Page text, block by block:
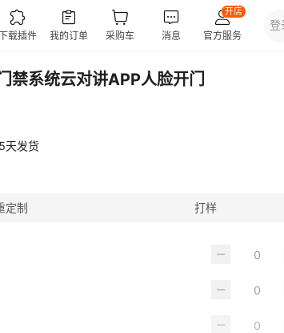
禁系统云对讲APP人脸开门
天发货
定制 打样